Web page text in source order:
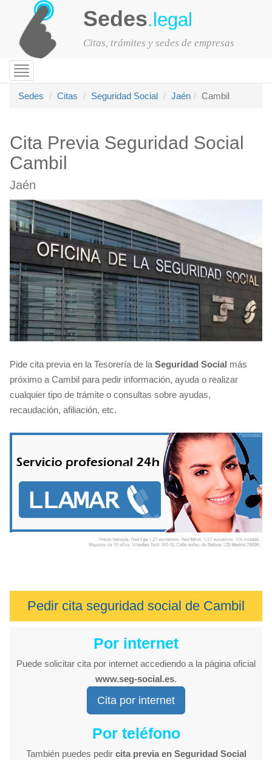
Sedes.legal
Citas, trámites y sedes de empresas
Toggle
navigation
Sedes
Citas Seguridad Social Jaén Cambil
Cita Previa Seguridad Social
Cambil
Jaén
Pide cita previa en la Tesorería de la Seguridad Social más
próximo a Cambil para pedir información, ayuda o realizar
cualquier tipo de trámite o consultas sobre ayudas,
recaudación, afiliación, etc.
Pedir cita seguridad social de Cambil
Por internet
Puede solicitar cita por internet accediendo a la página oficial
www.seg-social.es.
Cita por internet
Por teléfono
También puedes pedir cita previa en Seguridad Social